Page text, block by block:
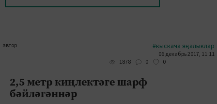
автор #кыскача яңалыклар
06 декабрь 2017, 11:11
1878
0 0
2,5 метр киңлектәге шарф
бәйләгәннәр